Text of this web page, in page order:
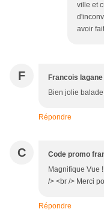
ville et
avoir
F Francois lagane
Bien jolie
Répondre
C Code promo
Magnifique Vue
/> <br /> Merci
Répondre